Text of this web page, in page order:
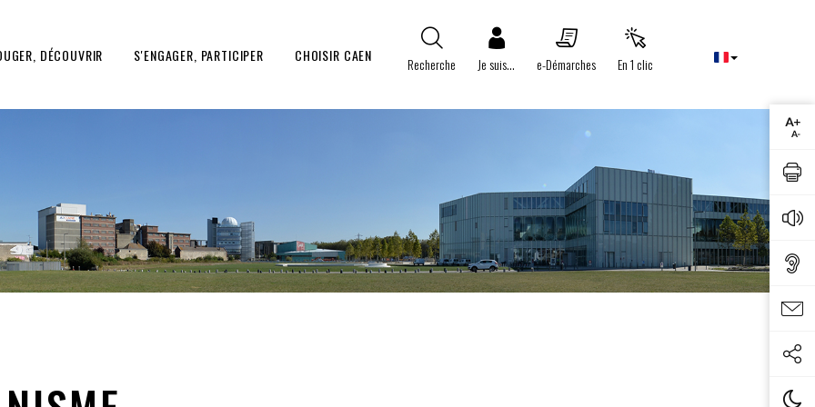
DÉCOUVRIR S'ENGAGER, PARTICIPER CHOISIR CAEN Recherche Je suis... e-Démarches En 1 clic